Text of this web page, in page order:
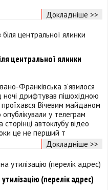
Докладніше >>
центральної ялинки
Франківська з'явилося
ночі дрифтував пішохідною
Вічевим майданом
у телеграм
автоклубу відео
це не перший т
Докладніше >>
(перелік адрес)